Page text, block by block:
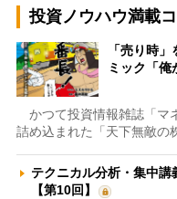
投資ノウハウ満載
「売り時
ミック「俺
かつて投資情報雑誌「マ
詰め込まれた「天下無敵の
テクニカル分析・集中
【第10回】